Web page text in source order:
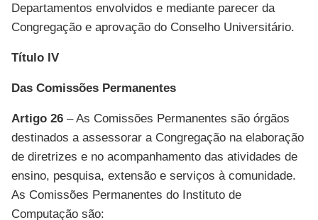
Departamentos envolvidos e mediante parecer da
Congregação e aprovação do Conselho Universitário.
Título IV
Das Comissões Permanentes
Artigo 26 – As Comissões Permanentes são órgãos
destinados a assessorar a Congregação na elaboração
de diretrizes e no acompanhamento das atividades de
ensino, pesquisa, extensão e serviços à comunidade.
As Comissões Permanentes do Instituto de
Computação são: